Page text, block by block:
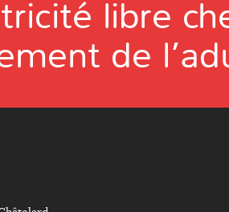
assistantes
libre
de